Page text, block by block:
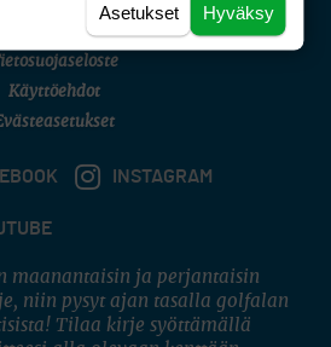
digi@otavamedia.fi
Käyttöehdot
INSTAGRAM
maanantaisin ja perjantaisin
niin pysyt ajan tasalla golfalan
Tilaa kirje syöttämällä
Hyväksy
Asetukset